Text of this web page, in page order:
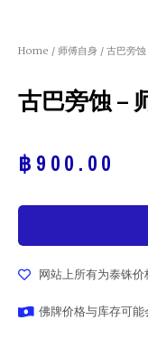
Home / 师傅自身 / 古巴旁
古巴旁蚀 –
฿ 900.00
网站上所有为泰铢
佛牌价格与库存可